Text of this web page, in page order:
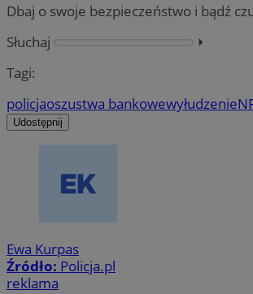
Dbaj o swoje bezpieczeństwo i bądź
Słuchaj
⏵︎
Tagi:
policjaoszustwa bankowewyłudzenie
Udostępnij
Ewa Kurpas
Źródło: Policja.pl
reklama